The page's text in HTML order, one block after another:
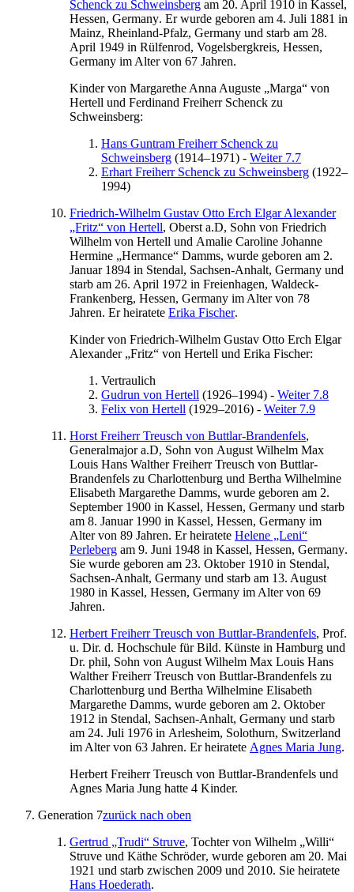
Schenck zu Schweinsberg am 20. April 1910 in Kassel,
Hessen, Germany. Er wurde geboren am 4. Juli 1881 in
Mainz, Rheinland-Pfalz, Germany und starb am 28.
April 1949 in Rülfenrod, Vogelsbergkreis, Hessen,
Germany im Alter von 67 Jahren.
Kinder von Margarethe Anna Auguste „Marga“ von
Hertell und Ferdinand Freiherr Schenck zu
Schweinsberg:
Hans Guntram Freiherr Schenck zu
Schweinsberg (1914–1971) - Weiter 7.7
Erhart Freiherr Schenck zu Schweinsberg (1922–
1994)
Friedrich-Wilhelm Gustav Otto Erch Elgar Alexander
„Fritz“ von Hertell, Oberst a.D, Sohn von Friedrich
Wilhelm von Hertell und Amalie Caroline Johanne
Hermine „Hermance“ Damms, wurde geboren am 2.
Januar 1894 in Stendal, Sachsen-Anhalt, Germany und
starb am 26. April 1972 in Freienhagen, Waldeck-
Frankenberg, Hessen, Germany im Alter von 78
Jahren. Er heiratete Erika Fischer.
Kinder von Friedrich-Wilhelm Gustav Otto Erch Elgar
Alexander „Fritz“ von Hertell und Erika Fischer:
Vertraulich
Gudrun von Hertell (1926–1994) - Weiter 7.8
Felix von Hertell (1929–2016) - Weiter 7.9
Horst Freiherr Treusch von Buttlar-Brandenfels,
Generalmajor a.D, Sohn von August Wilhelm Max
Louis Hans Walther Freiherr Treusch von Buttlar-
Brandenfels zu Charlottenburg und Bertha Wilhelmine
Elisabeth Margarethe Damms, wurde geboren am 2.
September 1900 in Kassel, Hessen, Germany und starb
am 8. Januar 1990 in Kassel, Hessen, Germany im
Alter von 89 Jahren. Er heiratete Helene „Leni“
Perleberg am 9. Juni 1948 in Kassel, Hessen, Germany.
Sie wurde geboren am 23. Oktober 1910 in Stendal,
Sachsen-Anhalt, Germany und starb am 13. August
1980 in Kassel, Hessen, Germany im Alter von 69
Jahren.
Herbert Freiherr Treusch von Buttlar-Brandenfels, Prof.
u. Dir. d. Hochschule für Bild. Künste in Hamburg und
Dr. phil, Sohn von August Wilhelm Max Louis Hans
Walther Freiherr Treusch von Buttlar-Brandenfels zu
Charlottenburg und Bertha Wilhelmine Elisabeth
Margarethe Damms, wurde geboren am 2. Oktober
1912 in Stendal, Sachsen-Anhalt, Germany und starb
am 24. Juli 1976 in Arlesheim, Solothurn, Switzerland
im Alter von 63 Jahren. Er heiratete Agnes Maria Jung.
Herbert Freiherr Treusch von Buttlar-Brandenfels und
Agnes Maria Jung hatte 4 Kinder.
Generation 7zurück nach oben
Gertrud „Trudi“ Struve, Tochter von Wilhelm „Willi“
Struve und Käthe Schröder, wurde geboren am 20. Mai
1921 und starb zwischen 2009 und 2010. Sie heiratete
Hans Hoederath.